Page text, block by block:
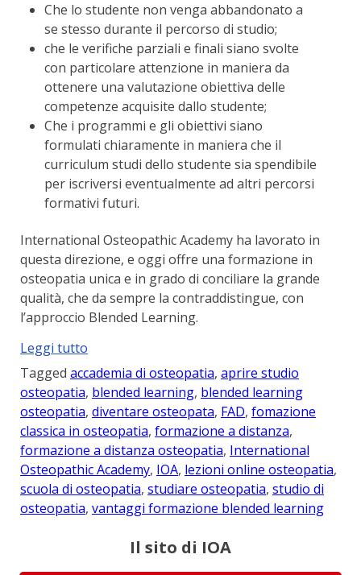
Che lo studente non venga abbandonato a
se stesso durante il percorso di studio;
che le verifiche parziali e finali siano svolte
con particolare attenzione in maniera da
ottenere una valutazione obiettiva delle
competenze acquisite dallo studente;
Che i programmi e gli obiettivi siano
formulati chiaramente in maniera che il
curriculum studi dello studente sia spendibile
per iscriversi eventualmente ad altri percorsi
formativi futuri.
International Osteopathic Academy ha lavorato in
questa direzione, e oggi offre una formazione in
osteopatia unica e in grado di conciliare la grande
qualità, che da sempre la contraddistingue, con
l’approccio Blended Learning.
Leggi tutto
di
Osteopatia
in
Blended
Learning”
Tagged accademia di osteopatia, aprire studio
osteopatia, blended learning, blended learning
osteopatia, diventare osteopata, FAD, fomazione
classica in osteopatia, formazione a distanza,
formazione a distanza osteopatia, International
Osteopathic Academy, IOA, lezioni online osteopatia,
scuola di osteopatia, studiare osteopatia, studio di
osteopatia, vantaggi formazione blended learning
Il sito di IOA